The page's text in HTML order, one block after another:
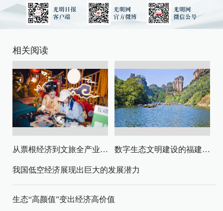
相关阅读
从票根经济到文旅全产业链升级 数字生态文明建设的福建路径与启示
我国低空经济展现出巨大的发展潜力
生态“高颜值”变出经济高价值